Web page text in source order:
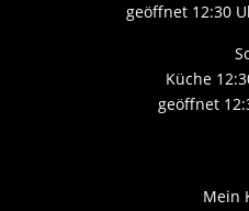
geöffnet 12:30
Küche
geöffnet
Mein